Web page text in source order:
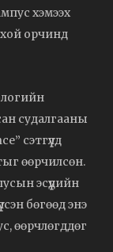
хэмээх
орчинд
судалгааны
сэтгүүлд
өөрчилсөн.
эсүүдийн
бөгөөд энэ
өөрчлөгддөг